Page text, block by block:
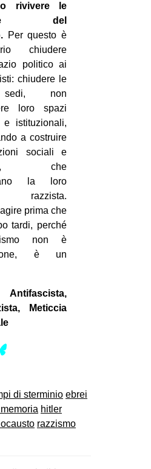
rivivere le
del
Per questo è
chiudere
politico ai
chiudere le
non
loro spazi
e istituzionali,
a costruire
sociali e
che
la loro
razzista.
prima che
tardi, perché
non è
è un
Antifascista,
Meticcia
di sterminio ebrei
hitler
razzismo